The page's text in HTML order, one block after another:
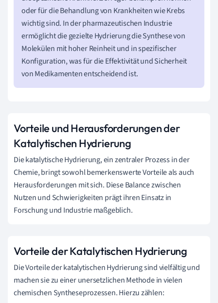
oder für die Behandlung von Krankheiten wie Krebs
wichtig sind. In der pharmazeutischen Industrie
ermöglicht die gezielte Hydrierung die Synthese von
Molekülen mit hoher Reinheit und in spezifischer
Konfiguration, was für die Effektivität und Sicherheit
von Medikamenten entscheidend ist.
Vorteile und Herausforderungen der
Katalytischen Hydrierung
Die katalytische Hydrierung, ein zentraler Prozess in der
Chemie, bringt sowohl bemerkenswerte Vorteile als auch
Herausforderungen mit sich. Diese Balance zwischen
Nutzen und Schwierigkeiten prägt ihren Einsatz in
Forschung und Industrie maßgeblich.
Vorteile der Katalytischen Hydrierung
Die Vorteile der katalytischen Hydrierung sind vielfältig und
machen sie zu einer unersetzlichen Methode in vielen
chemischen Syntheseprozessen. Hierzu zählen: